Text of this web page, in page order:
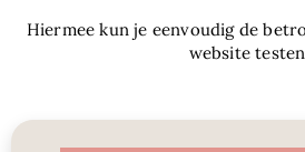
Hiermee kun je eenvoudig de
website